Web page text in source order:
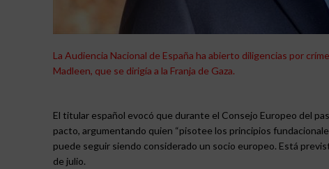
La Audiencia Nacional de España ha abierto diligencias por
Madleen, que se dirigía a la Franja de Gaza.
El titular español evocó que durante el Consejo Europeo del
pacto, argumentando quien “pisotee los principios
puede seguir siendo considerado un socio europeo. Está
de julio.